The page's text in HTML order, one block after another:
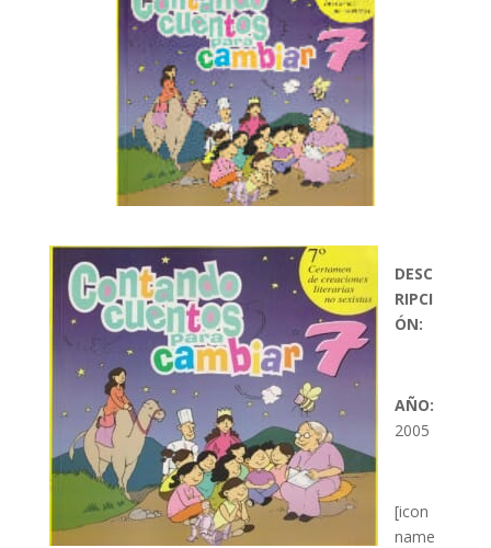
DESC
RIPCI
ÓN:
AÑO:
2005
[icon
name